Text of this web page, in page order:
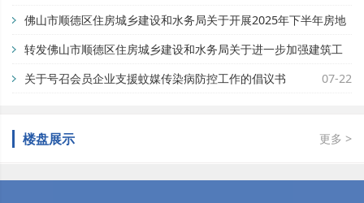
用地开竣工管理办法》公平竞争审查征求公众意见的公告【佛自
然资顺告〔2025〕93号】
11-28
佛山市顺德区住房城乡建设和水务局关于开展2025年下半年房地
产市场专项检查的通知
08-28
转发佛山市顺德区住房城乡建设和水务局关于进一步加强建筑工
地蚊媒传染病疫情防控工作的通知
07-29
关于号召会员企业支援蚊媒传染病防控工作的倡议书 07-22
楼盘展示 更多 >
企业献爱心，协力抗疫情（十三）